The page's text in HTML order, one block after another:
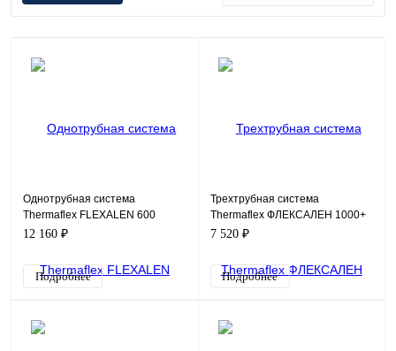
Однотрубная система
Thermaflex FLEXALEN 600
Стандарт для отопления и
RH160A90
12 160 ₽
Подробнее
Трехтрубная система
Thermaflex ФЛЕКСАЛЕН 1000+
FV+R200A2/40A25
7 520 ₽
Подробнее